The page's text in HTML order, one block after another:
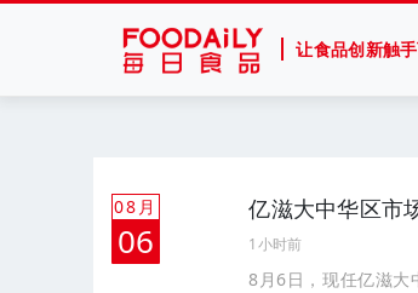
让食品创新触手
08月
06
亿滋大中华区市
1小时前
8月6日，现任亿滋大